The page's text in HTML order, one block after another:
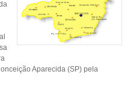
Aparecida (SP) pela